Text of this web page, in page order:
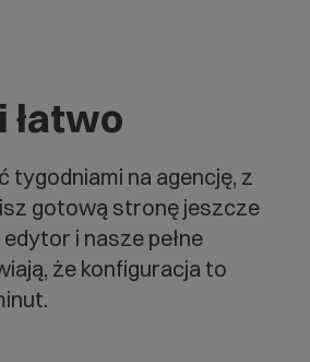
łatwo
tygodniami na agencję, z
gotową stronę jeszcze
i nasze pełne
że konfiguracja to